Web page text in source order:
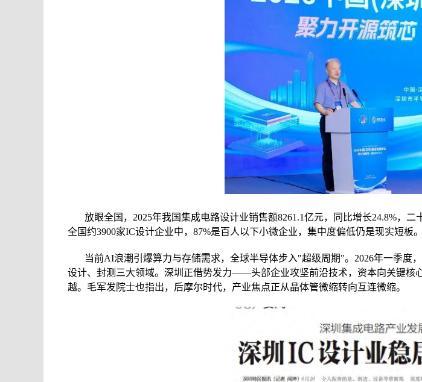
放眼全国，2025年我国集成电路设计业销售额8261.1亿元，同比增长24.8%
全国约3900家IC设计企业中，87%是百人以下小微企业，集中度偏低仍是现实短板。
当前AI浪潮引爆算力与存储需求，全球半导体步入"超级周期"。2026年一季度
设计、封测三大领域。深圳正借势发力——头部企业攻坚前沿技术，资本向关键核
越。毛军发院士也指出，后摩尔时代，产业焦点正从晶体管微缩转向互连微缩。